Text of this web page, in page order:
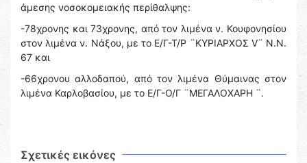
άμεσης νοσοκομειακής περίθαλψης:
-78χρονης και 73χρονης, από τον λιμένα ν. Κουφονησίου
στον λιμένα ν. Νάξου, με το Ε/Γ-Τ/Ρ ¨ΚΥΡΙΑΡΧΟΣ V¨ Ν.Ν.
67 και
-66χρονου αλλοδαπού, από τον λιμένα Θύμαινας στον
λιμένα Καρλοβασίου, με το Ε/Γ-Ο/Γ ¨ΜΕΓΑΛΟΧΑΡΗ ¨.
Σχετικές εικόνες